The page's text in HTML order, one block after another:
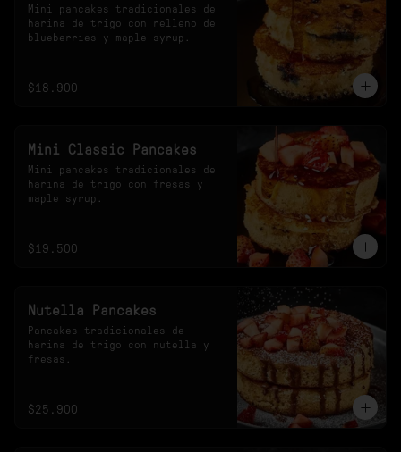
Mini pancakes tradicionales de
harina de trigo con relleno de
blueberries y maple syrup.
$18.900
Mini Classic Pancakes
Mini pancakes tradicionales de
harina de trigo con fresas y
maple syrup.
$19.500
Nutella Pancakes
Pancakes tradicionales de
harina de trigo con nutella y
fresas.
$25.900